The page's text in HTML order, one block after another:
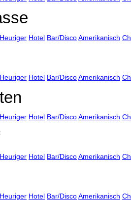
Heuriger Hotel Bar/Disco Amerikanisch
Heuriger Hotel Bar/Disco Amerikanisch
Heuriger Hotel Bar/Disco Amerikanisch
Heuriger Hotel Bar/Disco Amerikanisch
Heuriger Hotel Bar/Disco Amerikanisch